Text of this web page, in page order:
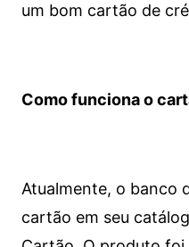
um bom cartão de
Como funciona o
Atualmente, o banco
cartão em seu